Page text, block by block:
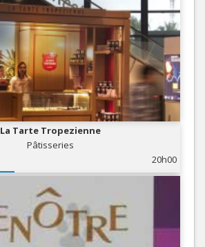
La Tarte Tropezienne
Pâtisseries
20h00